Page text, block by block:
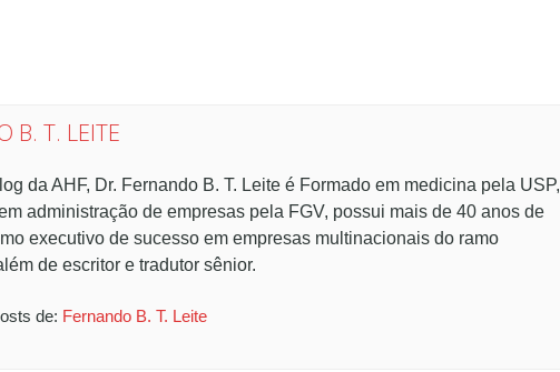
B. T. LEITE
da AHF, Dr. Fernando B. T. Leite é Formado em medicina pela USP,
administração de empresas pela FGV, possui mais de 40 anos de
executivo de sucesso em empresas multinacionais do ramo
de escritor e tradutor sênior.
de: Fernando B. T. Leite